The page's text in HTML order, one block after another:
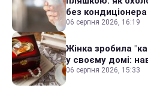
без кондиціонера
06 серпня 2026, 16:19
Жінка зробила
у своєму домі:
06 серпня 2026, 15:33